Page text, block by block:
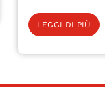
LEGGI DI PIÙ